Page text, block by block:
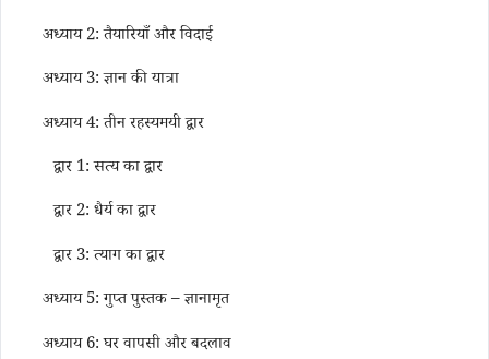
अध्याय 2: तैयारियाँ और विदाई
अध्याय 3: ज्ञान की यात्रा
अध्याय 4: तीन रहस्यमयी द्वार
द्वार 1: सत्य का द्वार
द्वार 2: धैर्य का द्वार
द्वार 3: त्याग का द्वार
अध्याय 5: गुप्त पुस्तक – ज्ञानामृत
अध्याय 6: घर वापसी और बदलाव